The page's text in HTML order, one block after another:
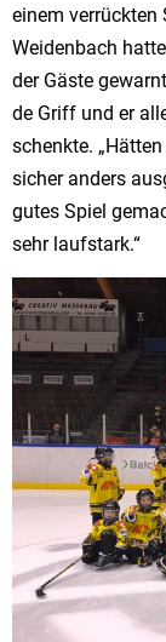
einem verrückten
Weidenbach
der Gäste
de Griff und er
schenkte.
sicher anders
gutes Spiel
sehr laufstark.“